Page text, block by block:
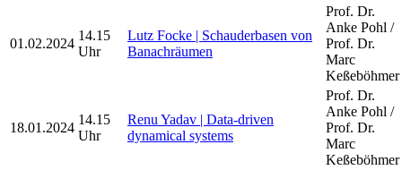
01.02.2024
14.15
Uhr
Lutz Focke | Schauderbasen von
Banachräumen
Prof. Dr.
Anke Pohl /
Prof. Dr.
Marc
Keßeböhmer
18.01.2024
14.15
Uhr
Renu Yadav | Data-driven
dynamical systems
Prof. Dr.
Anke Pohl /
Prof. Dr.
Marc
Keßeböhmer